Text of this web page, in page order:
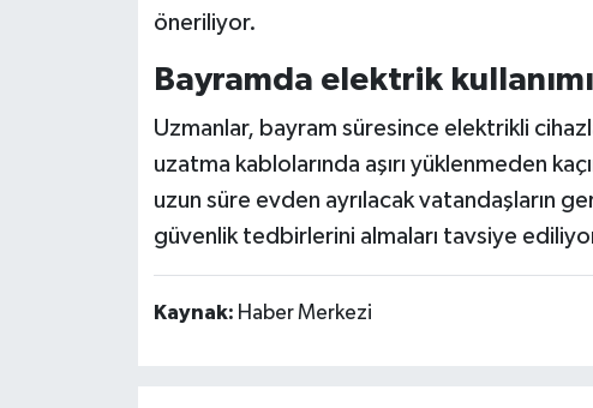
öneriliyor.
Bayramda elektrik
Uzmanlar, bayram süresince elektrikli
uzatma kablolarında aşırı yüklenmeden
uzun süre evden ayrılacak vatandaşların
güvenlik tedbirlerini almaları tavsiye
Kaynak: Haber Merkezi